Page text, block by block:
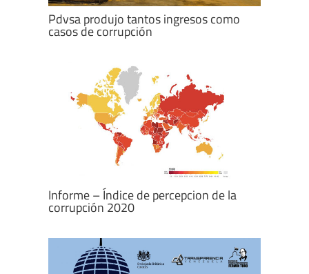
Pdvsa produjo tantos ingresos como
casos de corrupción
Informe – Índice de percepcion de la
corrupción 2020